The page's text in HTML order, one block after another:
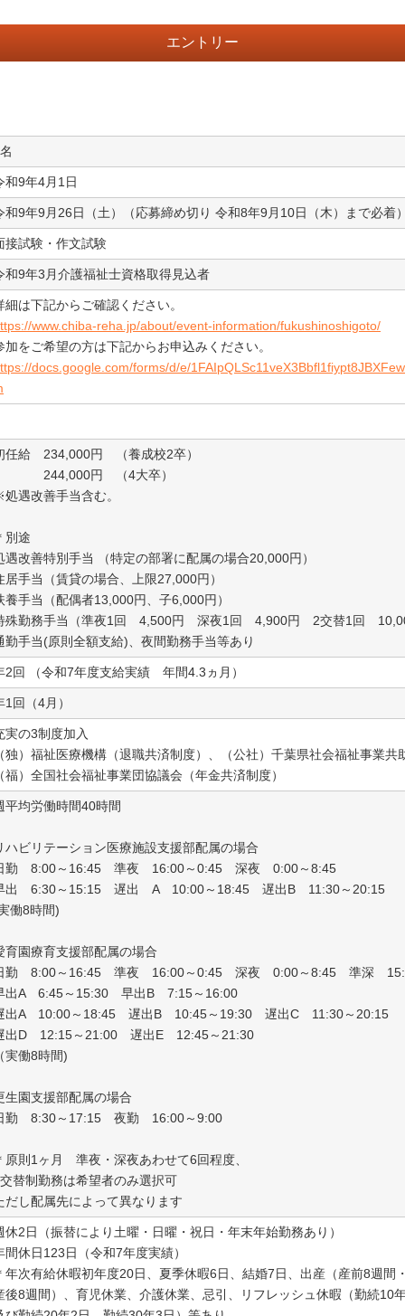
エントリー
和9年4月1日
和9年9月26日（土）（応募締め切り 令和8年9月10日（木）まで必着）
接試験・作文試験
和9年3月介護福祉士資格取得見込者
細は下記からご確認ください。
www.chiba-reha.jp/about/event-information/fukushinoshigoto/
加をご希望の方は下記からお申込みください。
docs.google.com/forms/d/e/
任給 234,000円 （養成校2卒）
円 （4大卒）
遇改善手当含む。
別途
遇改善特別手当 （特定の部署に配属の場合20,000円）
居手当（賃貸の場合、上限27,000円）
養手当（配偶者13,000円、子6,000円）
殊勤務手当（準夜1回 4,500円 深夜1回 4,900円 2交替1回
勤手当(原則全額支給)、夜間勤務手当等あり
2回 （令和7年度支給実績 年間4.3ヵ月）
1回（4月）
実の3制度加入
独）福祉医療機構（退職共済制度）、（公社）千葉県社会福祉事業共
福）全国社会福祉事業団協議会（年金共済制度）
平均労働時間40時間
ハビリテーション医療施設支援部配属の場合
勤 8:00～16:45 準夜 16:00～0:45 深夜 0:00～8:45
出 6:30～15:15 遅出 A 10:00～18:45 遅出B 11:30～20:15
働8時間)
育園療育支援部配属の場合
勤 8:00～16:45 準夜 16:00～0:45 深夜 0:00～8:45 準深
出A 6:45～15:30 早出B 7:15～16:00
出A 10:00～18:45 遅出B 10:45～19:30 遅出C 11:30～20:15
出D 12:15～21:00 遅出E 12:45～21:30
実働8時間)
生園支援部配属の場合
勤 8:30～17:15 夜勤 16:00～9:00
原則1ヶ月 準夜・深夜あわせて6回程度、
替制勤務は希望者のみ選択可
だし配属先によって異なります
休2日（振替により土曜・日曜・祝日・年末年始勤務あり）
間休日123日（令和7年度実績）
年次有給休暇初年度20日、夏季休暇6日、結婚7日、出産（産前8週間・
後8週間）、育児休業、介護休業、忌引、リフレッシュ休暇（勤続10